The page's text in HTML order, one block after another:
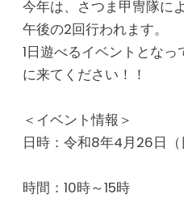
今年は、さつま甲冑隊に
午後の2回行われます。
1日遊べるイベントとな
に来てください！！
＜イベント情報＞
日時：令和8年4月26
時間：10時～15時